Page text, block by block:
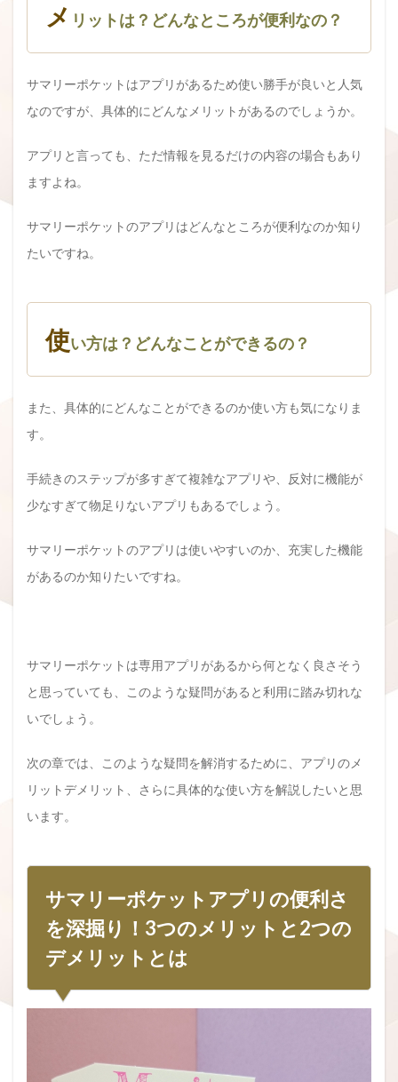
メ リットは？どんなところが便利なの？
サマリーポケットはアプリがあるため使い勝手が良いと人気
なのですが、具体的にどんなメリットがあるのでしょうか。
アプリと言っても、ただ情報を見るだけの内容の場合もあり
ますよね。
サマリーポケットのアプリはどんなところが便利なのか知り
たいですね。
使い方は？どんなことができるの？
また、具体的にどんなことができるのか使い方も気になりま
す。
手続きのステップが多すぎて複雑なアプリや、反対に機能が
少なすぎて物足りないアプリもあるでしょう。
サマリーポケットのアプリは使いやすいのか、充実した機能
があるのか知りたいですね。
サマリーポケットは専用アプリがあるから何となく良さそう
と思っていても、このような疑問があると利用に踏み切れな
いでしょう。
次の章では、このような疑問を解消するために、アプリのメ
リットデメリット、さらに具体的な使い方を解説したいと思
います。
サマリーポケットアプリの便利さ
を深掘り！3つのメリットと2つの
デメリットとは